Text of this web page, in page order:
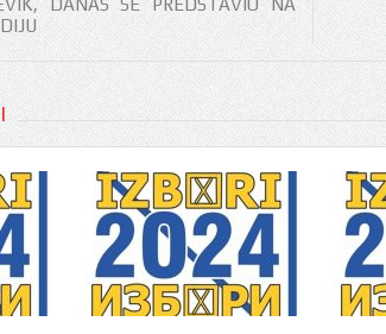
DANAS SE PREDSTAVIO NA